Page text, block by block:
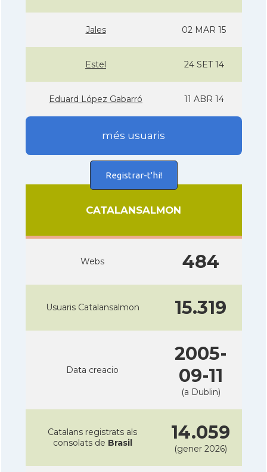
Jales 02 MAR 15
Estel 24 SET 14
Eduard López Gabarró 11 ABR 14
més usuaris
Registrar-t'hi!
CATALANSALMON
Webs 484
Usuaris Catalansalmon 15.319
Data creacio
2005-
09-11
(a Dublin)
Catalans registrats als
consolats de Brasil 14.059
(gener 2026)